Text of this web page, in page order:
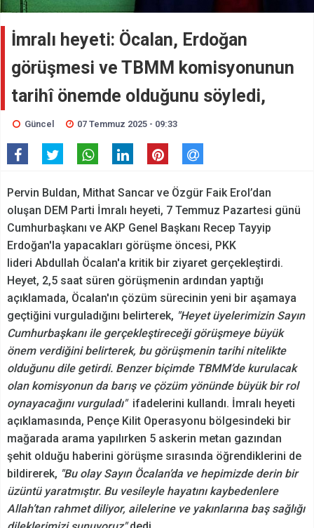
İmralı heyeti: Öcalan, Erdoğan
görüşmesi ve TBMM komisyonunun
tarihî önemde olduğunu söyledi,
Güncel 07 Temmuz 2025 - 09:33
Pervin Buldan, Mithat Sancar ve Özgür Faik Erol’dan
oluşan DEM Parti İmralı heyeti, 7 Temmuz Pazartesi günü
Cumhurbaşkanı ve AKP Genel Başkanı Recep Tayyip
Erdoğan'la yapacakları görüşme öncesi, PKK
lideri Abdullah Öcalan'a kritik bir ziyaret gerçekleştirdi.
Heyet, 2,5 saat süren görüşmenin ardından yaptığı
açıklamada, Öcalan'ın çözüm sürecinin yeni bir aşamaya
geçtiğini vurguladığını belirterek, "Heyet üyelerimizin Sayın
Cumhurbaşkanı ile gerçekleştireceği görüşmeye büyük
önem verdiğini belirterek, bu görüşmenin tarihi nitelikte
olduğunu dile getirdi. Benzer biçimde TBMM’de kurulacak
olan komisyonun da barış ve çözüm yönünde büyük bir rol
oynayacağını vurguladı" ifadelerini kullandı. İmralı heyeti
açıklamasında, Pençe Kilit Operasyonu bölgesindeki bir
mağarada arama yapılırken 5 askerin metan gazından
şehit olduğu haberini görüşme sırasında öğrendiklerini de
bildirerek, "Bu olay Sayın Öcalan’da ve hepimizde derin bir
üzüntü yaratmıştır. Bu vesileyle hayatını kaybedenlere
Allah’tan rahmet diliyor, ailelerine ve yakınlarına baş sağlığı